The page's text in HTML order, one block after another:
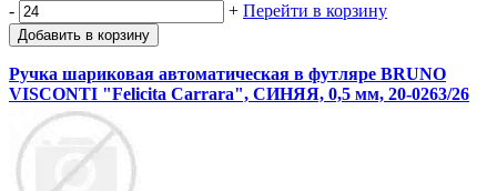
- + Перейти в корзину
Добавить в корзину
Ручка шариковая автоматическая в футляре BRUNO
VISCONTI "Felicita Carrara", СИНЯЯ, 0,5 мм, 20-0263/26